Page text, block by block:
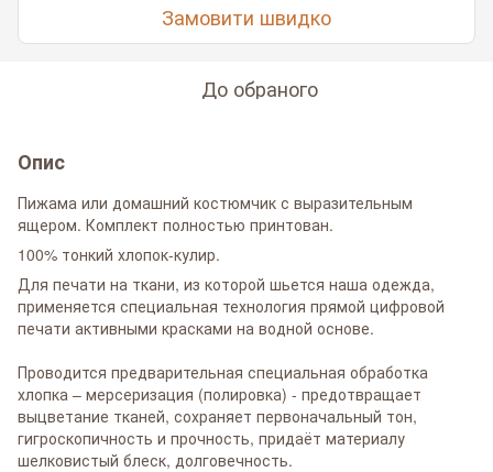
Замовити швидко
До обраного
Опис
Пижама или домашний костюмчик с выразительным
ящером. Комплект полностью принтован.
100% тонкий хлопок-кулир.
Для печати на ткани, из которой шьется наша одежда,
применяется специальная технология прямой цифровой
печати активными красками на водной основе.
Проводится предварительная специальная обработка
хлопка – мерсеризация (полировка) - предотвращает
выцветание тканей, сохраняет первоначальный тон,
гигроскопичность и прочность, придаёт материалу
шелковистый блеск, долговечность.